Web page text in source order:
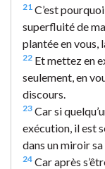
21 C’est
superfluité de
plantée en vous,
22 Et mettez en
seulement, en
discours.
23 Car si
exécution, il est
dans un miroir
24 Car après